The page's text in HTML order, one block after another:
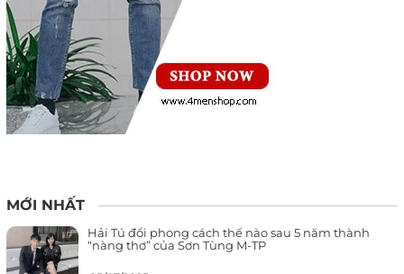
MỚI NHẤT
Hải Tú đổi phong cách thế nào sau 5 năm thành
“nàng thơ” của Sơn Tùng M-TP